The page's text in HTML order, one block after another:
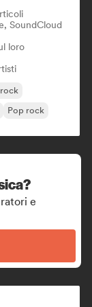
SoundCloud
loro
Pop rock
e